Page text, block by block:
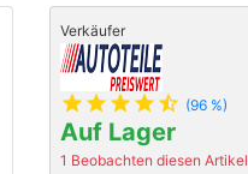
Verkäufer
star star star star star_half (96 %)
Auf Lager
1 Beobachten diesen Artikel